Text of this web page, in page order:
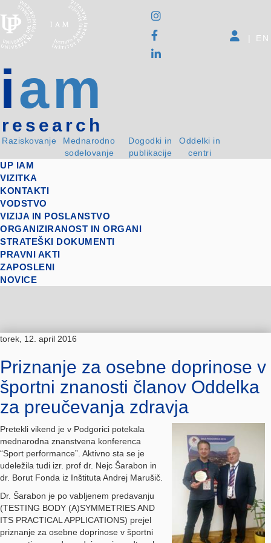
iam
research
Raziskovanje
Mednarodno
sodelovanje
Dogodki in
publikacije
Oddelki in
centri
| EN
UP IAM
VIZITKA
KONTAKTI
VODSTVO
VIZIJA IN POSLANSTVO
ORGANIZIRANOST IN ORGANI
STRATEŠKI DOKUMENTI
PRAVNI AKTI
ZAPOSLENI
NOVICE
torek, 12. april 2016
Priznanje za osebne doprinose v
športni znanosti članov Oddelka
za preučevanja zdravja
Pretekli vikend je v Podgorici potekala
mednarodna znanstvena konferenca
“Sport performance”. Aktivno sta se je
udeležila tudi izr. prof dr. Nejc Šarabon in
dr. Borut Fonda iz Inštituta Andrej Marušič.
Dr. Šarabon je po vabljenem predavanju
(TESTING BODY (A)SYMMETRIES AND
ITS PRACTICAL APPLICATIONS) prejel
priznanje za osebne doprinose v športni